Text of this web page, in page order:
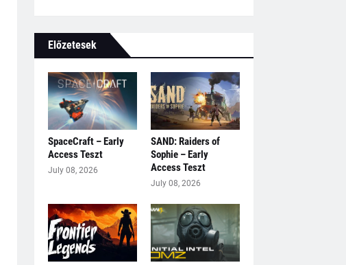
Előzetesek
SpaceCraft – Early
Access Teszt
July 08, 2026
SAND: Raiders of
Sophie – Early
Access Teszt
July 08, 2026